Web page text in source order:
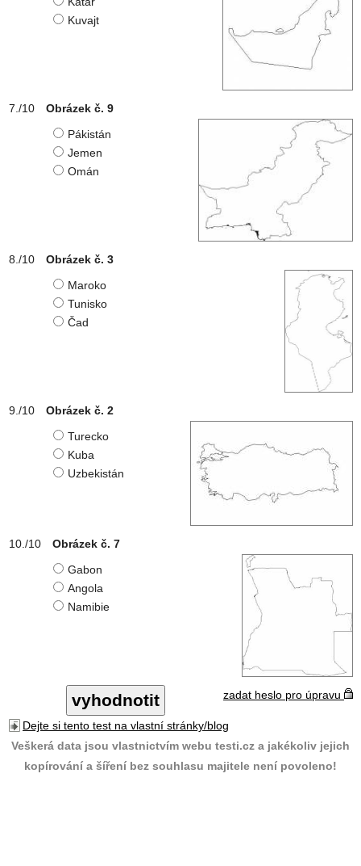
Kuvajt
Obrázek č. 9
Pákistán
Jemen
Omán
Obrázek č. 3
Maroko
Tunisko
Čad
Obrázek č. 2
Turecko
Kuba
Uzbekistán
Obrázek č. 7
Gabon
Angola
Namibie
zadat heslo pro úpravu
Dejte si tento test na vlastní stránky/blog
Veškerá data jsou vlastnictvím webu testi.cz a jakékoliv jejich
kopírování a šíření bez souhlasu majitele není povoleno!